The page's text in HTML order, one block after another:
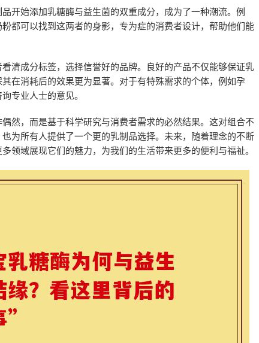
开始添加乳糖酶与益生菌的双重成分，成为了一种潮流。例
都可以找到这两者的身影，专为症的消费者设计，帮助他们能
清成分标签，选择信誉好的品牌。良好的产品不仅能够保证乳
在消耗后的效果更为显著。对于有特殊需求的个体，例如孕
专业人士的意见。
然，而是基于科学研究与消费者需求的必然结果。这对组合不
为所有人提供了一个更的乳制品选择。未来，随着理念的不断
领域展现它们的魅力，为我们的生活带来更多的便利与福祉。